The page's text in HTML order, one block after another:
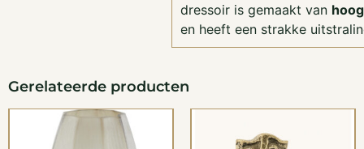
dressoir is gemaakt van
en heeft een strakke
Gerelateerde producten